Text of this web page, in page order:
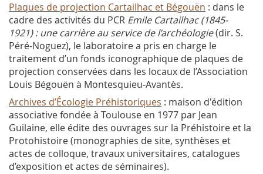
Plaques de projection Cartailhac et Bégouën : dans le
cadre des activités du PCR Emile Cartailhac (1845-
1921) : une carrière au service de l’archéologie(dir. S.
Péré-Noguez), le laboratoire a pris en charge le
traitement d’un fonds iconographique de plaques de
projection conservées dans les locaux de l’Association
Louis Bégouën à Montesquieu-Avantès.
Archives d’Écologie Préhistoriques : maison d'édition
associative fondée à Toulouse en 1977 par Jean
Guilaine, elle édite des ouvrages sur la Préhistoire et la
Protohistoire (monographies de site, synthèses et
actes de colloque, travaux universitaires, catalogues
d’exposition et actes de séminaires).